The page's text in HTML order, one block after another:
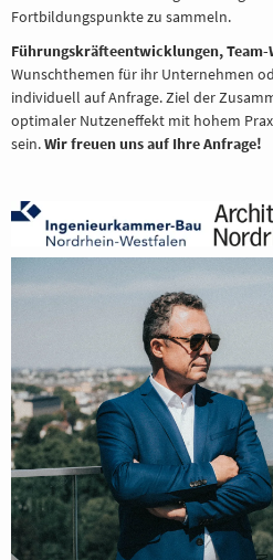
Fortbildungspunkte zu sammeln.
Führungskräfteentwicklungen, Team-
Wunschthemen für ihr Unternehmen
individuell auf Anfrage. Ziel der
optimaler Nutzeneffekt mit hohem
sein.Wir freuen uns auf Ihre Anfrage!